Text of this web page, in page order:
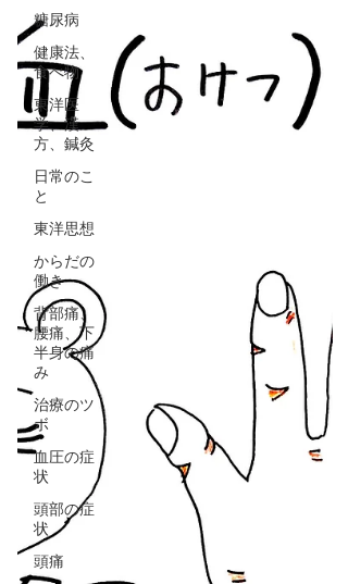
糖尿病
健康法、
食べ物
東洋医
学、漢
方、鍼灸
日常のこ
と
東洋思想
からだの
働き
背部痛、
腰痛、下
半身の痛
み
治療のツ
ボ
血圧の症
状
頭部の症
状
頭痛